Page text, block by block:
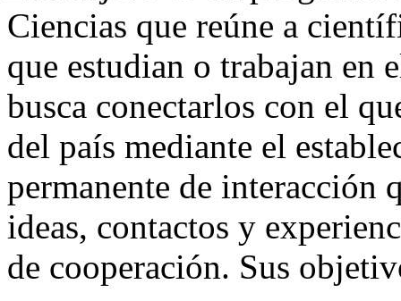
Ciencias que reúne a
que estudian o trabajan en
busca conectarlos con el
del país mediante el
permanente de interacción
ideas, contactos y
de cooperación. Sus